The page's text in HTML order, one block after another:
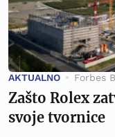
AKTUALNO Forbes
Zašto Rolex
svoje tvornice